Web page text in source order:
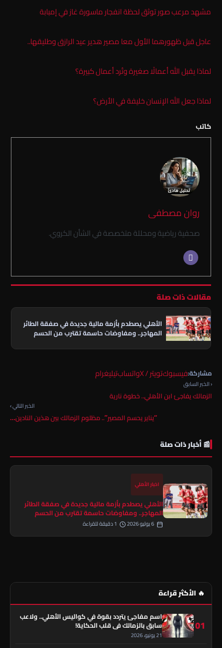
مشهد مرعب صور توثق لحظة انفجار ماسورة غاز في إمبابة
عاجل قبل ظهورهما الأول معا مصير هدير عيد الرازق وطليقها..
لماذا يقبل الله أعمالًا صغيرة وتُرد أعمال كبيرة؟
لماذا جعل الله الإنسان خليفة في الأرض؟
كاتب
روان مصطفى
صحفية رياضية ومحللة متخصصة في الشأن الكروي.
مقالات ذات صلة
الأهلي يصطدم بأزمة مالية جديدة في صفقة الطائر
المهاجر.. ومفاوضات حاسمة تقترب من الحسم
مشاركة:فيسبوكتويتر / X واتسابتيليغرام
‹ الخبر السابق
الزمالك يفاجئ ابن الأهلي.. خطوة نارية
الخبر التالي ›
“يناير يحسم المصير”.. مظلوم الزمالك بين هذين النادين…
📰 أخبار ذات صلة
اخبار الأهلي
الأهلي يصطدم بأزمة مالية جديدة في صفقة الطائر
المهاجر.. ومفاوضات حاسمة تقترب من الحسم
🔥 الأكثر قراءة
01
اسم مفاجئ يتردد بقوة في كواليس الأهلي.. ولاعب
سابق بالزمالك في قلب الحكاية!
21 يونيو، 2026